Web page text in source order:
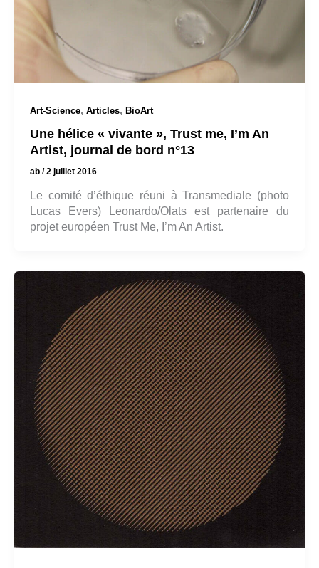
Art-Science, Articles, BioArt
Une hélice « vivante », Trust me, I’m An
Artist, journal de bord n°13
ab /2 juillet 2016
Le comité d’éthique réuni à Transmediale (photo
Lucas Evers) Leonardo/Olats est partenaire du
projet européen Trust Me, I’m An Artist.